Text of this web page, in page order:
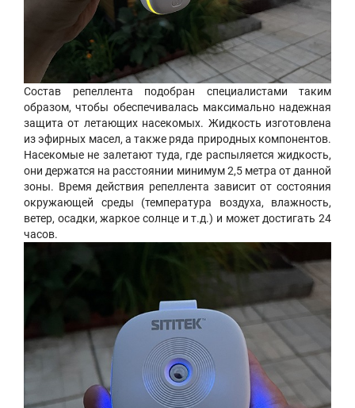
Состав репеллента подобран специалистами таким
образом, чтобы обеспечивалась максимально надежная
защита от летающих насекомых. Жидкость изготовлена
из эфирных масел, а также ряда природных компонентов.
Насекомые не залетают туда, где распыляется жидкость,
они держатся на расстоянии минимум 2,5 метра от данной
зоны. Время действия репеллента зависит от состояния
окружающей среды (температура воздуха, влажность,
ветер, осадки, жаркое солнце и т.д.) и может достигать 24
часов.